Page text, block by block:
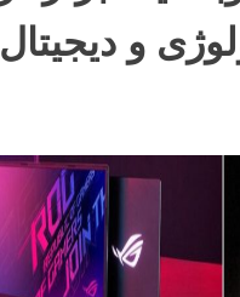
و دیجیتال